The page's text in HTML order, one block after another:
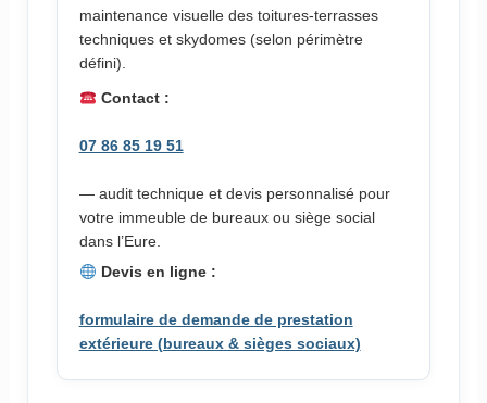
maintenance visuelle des toitures-terrasses
techniques et skydomes (selon périmètre
défini).
Contact :
07 86 85 19 51
— audit technique et devis personnalisé pour
votre immeuble de bureaux ou siège social
dans l’Eure.
Devis en ligne :
formulaire de demande de prestation
extérieure (bureaux & sièges sociaux)